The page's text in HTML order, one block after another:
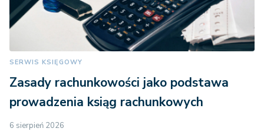
SERWIS KSIĘGOWY
Zasady rachunkowości jako podstawa
prowadzenia ksiąg rachunkowych
6 sierpień 2026